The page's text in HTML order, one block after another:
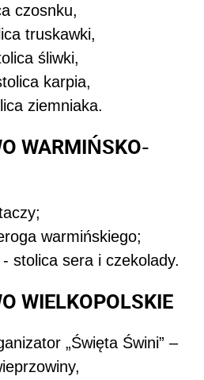
czosnku,
truskawki,
śliwki,
karpia,
ziemniaka.
WARMIŃSKO-
warmińskiego;
stolica sera i czekolady.
WIELKOPOLSKIE
„Święta Świni” –